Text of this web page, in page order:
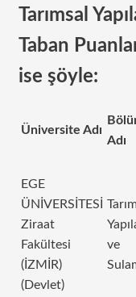
Tarımsal
Taban
ise şöyle:
Üniversite Adı
Adı
EGE
ÜNİVERSİTESİ
Ziraat
Fakültesi
(İZMİR)
(Devlet)
ve